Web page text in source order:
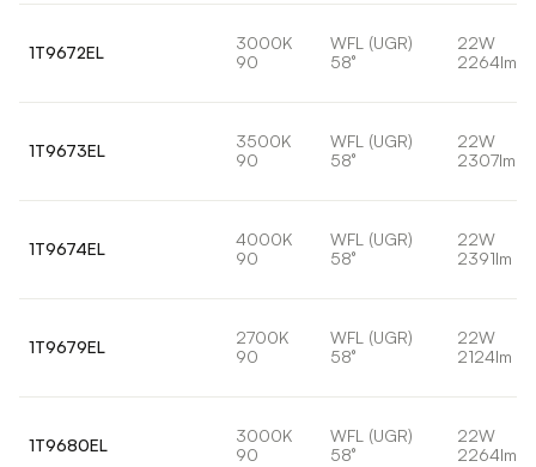
1T9672EL
3000K
90
WFL (UGR)
58°
22W
2264lm
1T9673EL
3500K
90
WFL (UGR)
58°
22W
2307lm
1T9674EL
4000K
90
WFL (UGR)
58°
22W
2391lm
1T9679EL
2700K
90
WFL (UGR)
58°
22W
2124lm
1T9680EL
3000K
90
WFL (UGR)
58°
22W
2264lm